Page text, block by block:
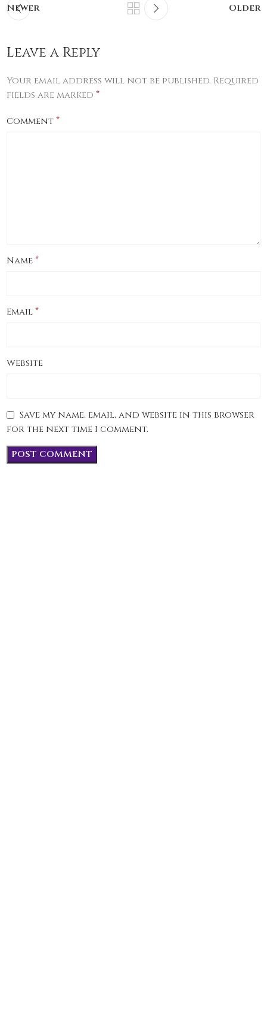
Newer Older
Leave a Reply
Your email address will not be published. Required
fields are marked*
Comment*
Name*
Email*
Website
Save my name, email, and website in this browser
for the next time I comment.